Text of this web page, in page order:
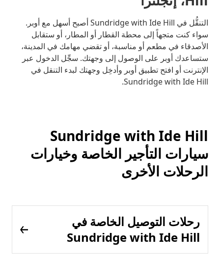
التنقُّل في Sundridge with Ide Hill أصبح أسهل مع أوبر.
سواء كنت متجهاً إلى محطة القطار أو المطار، أو ستقابل
الأصدقاء في مطعم أو مناسبة، أو تقضي مهامك في المدينة،
ستساعدك أوبر على الوصول إلى وجهتك. سجِّل الدخول عبر
الإنترنت أو افتح تطبيق أوبر وأدخِل وجهتك لبدء التنقل في
Sundridge with Ide Hill.
Sundridge with Ide Hill
سيارات التأجير الخاصة وخيارات
الرحلات الأخرى
رحلات التوصيل الخاصة في
Sundridge with Ide Hill